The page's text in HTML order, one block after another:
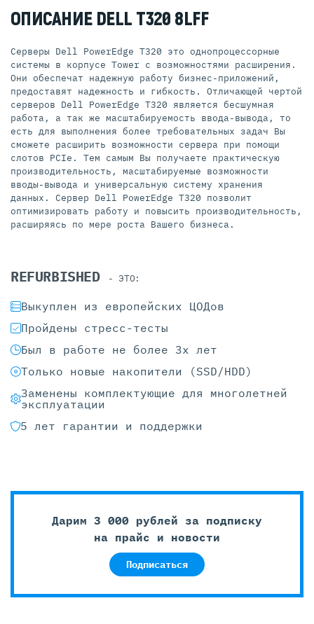
ОПИСАНИЕ DELL T320 8LFF
Серверы Dell PowerEdge T320 это однопроцессорные
системы в корпусе Tower с возможностями расширения.
Они обеспечат надежную работу бизнес-приложений,
предоставят надежность и гибкость. Отличающей чертой
серверов Dell PowerEdge T320 является бесшумная
работа, а так же масштабируемость ввода-вывода, то
есть для выполнения более требовательных задач Вы
сможете расширить возможности сервера при помощи
слотов PCIe. Тем самым Вы получаете практическую
производительность, масштабируемые возможности
вводы-вывода и универсальную систему хранения
данных. Сервер Dell PowerEdge T320 позволит
оптимизировать работу и повысить производительность,
расширяясь по мере роста Вашего бизнеса.
REFURBISHED - ЭТО:
Выкуплен из европейских ЦОДов
Пройдены стресс-тесты
Был в работе не более 3х лет
Только новые накопители (SSD/HDD)
Заменены комплектующие для многолетней
эксплуатации
5 лет гарантии и поддержки
Дарим 3 000 рублей за подписку
на прайс и новости
Подписаться